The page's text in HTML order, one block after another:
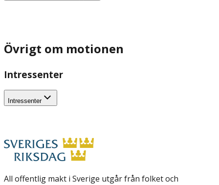
Övrigt om motionen
Intressenter
Intressenter
All offentlig makt i Sverige utgår från folket och